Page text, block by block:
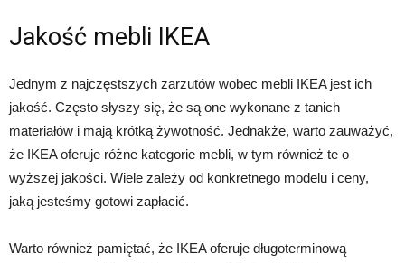
Jakość mebli IKEA
Jednym z najczęstszych zarzutów wobec mebli IKEA jest ich
jakość. Często słyszy się, że są one wykonane z tanich
materiałów i mają krótką żywotność. Jednakże, warto zauważyć,
że IKEA oferuje różne kategorie mebli, w tym również te o
wyższej jakości. Wiele zależy od konkretnego modelu i ceny,
jaką jesteśmy gotowi zapłacić.
Warto również pamiętać, że IKEA oferuje długoterminową